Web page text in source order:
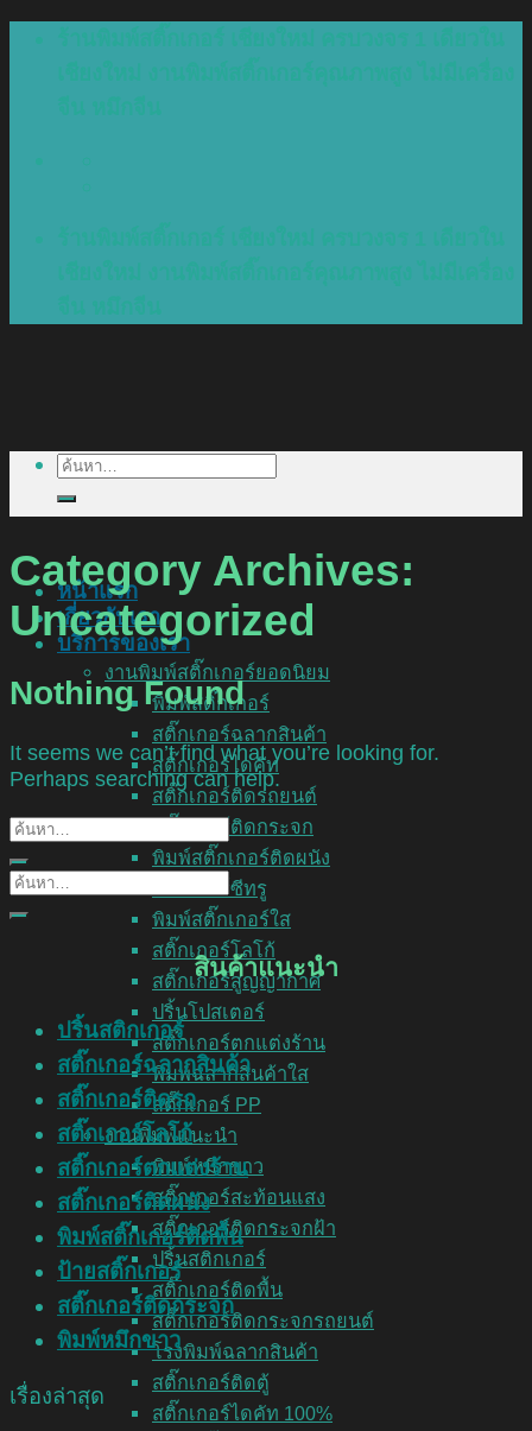
หน้าแรก
เกี่ยวกับเรา
บริการของเรา
งานพิมพ์สติ๊กเกอร์ยอดนิยม
พิมพ์สติ๊กเกอร์
สติ๊กเกอร์ฉลากสินค้า
สติ๊กเกอร์ไดคัท
สติ๊กเกอร์ติดรถยนต์
สติ๊กเกอร์ติดกระจก
พิมพ์สติ๊กเกอร์ติดผนัง
สติ๊กเกอร์ซีทรู
พิมพ์สติ๊กเกอร์ใส
สติ๊กเกอร์โลโก้
สติ๊กเกอร์สูญญากาศ
ปริ้นโปสเตอร์
สติ๊กเกอร์ตกแต่งร้าน
พิมพ์ฉลากสินค้าใส
สติ๊กเกอร์ PP
งานพิมพ์แนะนำ
พิมพ์หมึกขาว
สติ๊กเกอร์สะท้อนแสง
สติ๊กเกอร์ติดกระจกฝ้า
ปริ้นสติกเกอร์
สติ๊กเกอร์ติดพื้น
สติ๊กเกอร์ติดกระจกรถยนต์
โรงพิมพ์ฉลากสินค้า
สติ๊กเกอร์ติดตู้
สติ๊กเกอร์ไดคัท 100%
ค้นหา:
Category Archives:
Uncategorized
Nothing Found
It seems we can’t find what you’re looking for.
Perhaps searching can help.
สินค้าแนะนำ
ปริ้นสติกเกอร์
สติ๊กเกอร์ฉลากสินค้า
สติ๊กเกอร์ติดรถ
สติ๊กเกอร์โลโก้
สติ๊กเกอร์ตกแต่งร้าน
สติ๊กเกอร์ติดผนัง
พิมพ์สติ๊กเกอร์ติดพื้น
ป้ายสติ๊กเกอร์
สติ๊กเกอร์ติดกระจก
พิมพ์หมึกขาว
เรื่องล่าสุด